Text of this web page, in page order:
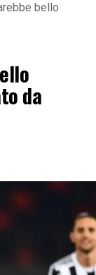
bello
da